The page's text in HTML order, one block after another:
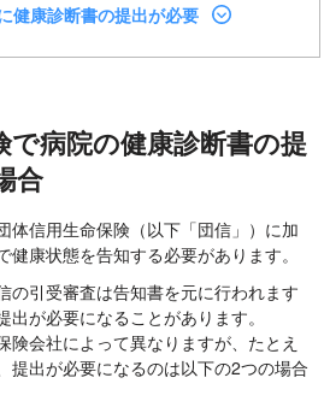
健康診断書の提出が必要
で病院の健康診断書の提
合
体信用生命保険（以下「団信」）に加
健康状態を告知する必要があります。
の引受審査は告知書を元に行われます
が必要になることがあります。
険会社によって異なりますが、たとえ
提出が必要になるのは以下の2つの場合